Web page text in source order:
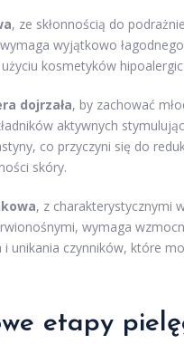
, ze skłonnością do
wyjątkowo
kosmetyków
dojrzała, by zachować
aktywnych
co przyczyni się do
skóry.
, z charakterystycznymi
wymaga
i unikania czynników, które
etapy